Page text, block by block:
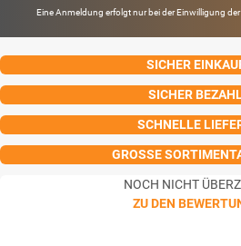
Eine Anmeldung erfolgt nur bei der Einwilligung der
SICHER
SICHER
SCHNELLE
GROSSE
NOCH NICHT
ZU DEN